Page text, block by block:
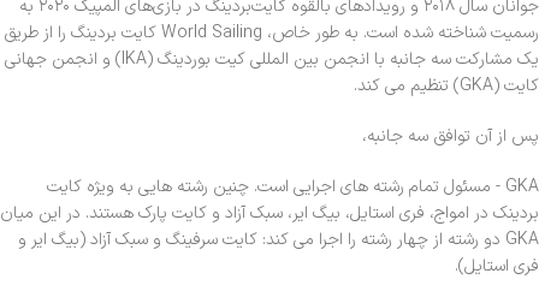
جوانان سال ۲۰۱۸ و رویدادهای بالقوه کایت‌بردینگ در بازی‌های المپیک ۲۰۲۰ به
رسمیت شناخته شده است. به طور خاص، World Sailing کایت بردینگ را از طریق
یک مشارکت سه جانبه با انجمن بین المللی کیت بوردینگ (IKA) و انجمن جهانی
کایت (GKA) تنظیم می کند.
پس از آن توافق سه جانبه،
GKA - مسئول تمام رشته های اجرایی است. چنین رشته هایی به ویژه کایت
بردینک در امواج، فری استایل، بیگ ایر، سبک آزاد و کایت پارک هستند. در این میان
GKA دو رشته از چهار رشته را اجرا می کند: کایت سرفینگ و سبک آزاد (بیگ ایر و
فری استایل).